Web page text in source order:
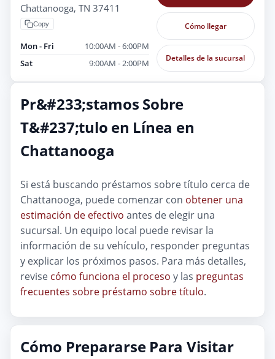
Chattanooga, TN 37411
Copy
Mon - Fri
10:00AM - 6:00PM
Sat
9:00AM - 2:00PM
Cómo llegar
Detalles de la sucursal
Pr&#233;stamos Sobre
T&#237;tulo en Línea en
Chattanooga
Si está buscando préstamos sobre título cerca de
Chattanooga, puede comenzar con obtener una
estimación de efectivo antes de elegir una
sucursal. Un equipo local puede revisar la
información de su vehículo, responder preguntas
y explicar los próximos pasos. Para más detalles,
revise cómo funciona el proceso y las preguntas
frecuentes sobre préstamo sobre título.
Cómo Prepararse Para Visitar